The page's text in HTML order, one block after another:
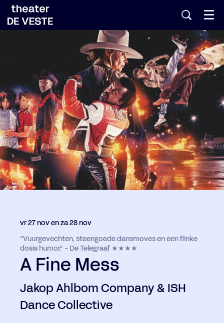
Menu
A Fine Mess
Jakop Ahlbom Company & ISH
Dance Collective
“Vuurgevechten, steengoede dansmoves en een flinke
dosis humor.” - De Telegraaf ★★★★
vr 27 novenza 28 nov